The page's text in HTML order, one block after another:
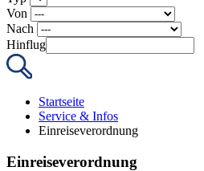
Von
Nach
Hinflug
Startseite
Service & Infos
Einreiseverordnung
Einreiseverordnung